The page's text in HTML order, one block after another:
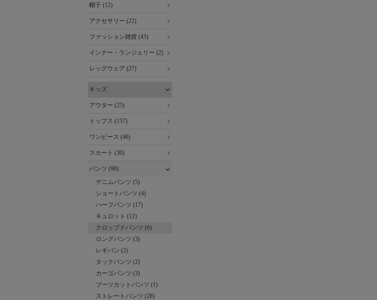
帽子 (12)
アクセサリー (22)
ファッション雑貨 (43)
インナー・ランジェリー (2)
レッグウェア (27)
キッズ
アウター (25)
トップス (157)
ワンピース (46)
スカート (30)
パンツ (90)
デニムパンツ (5)
ショートパンツ (4)
ハーフパンツ (17)
キュロット (12)
クロップドパンツ (6)
ロングパンツ (3)
レギパン (2)
タックパンツ (2)
カーゴパンツ (3)
ブーツカットパンツ (1)
ストレートパンツ (28)